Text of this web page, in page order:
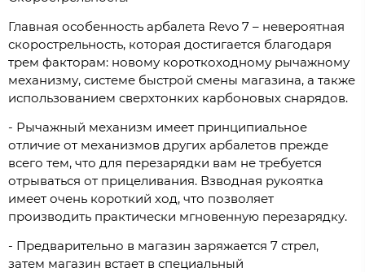
Главная особенность арбалета Revo 7 – невероятная
скорострельность, которая достигается благодаря
трем факторам: новому короткоходному рычажному
механизму, системе быстрой смены магазина, а также
использованием сверхтонких карбоновых снарядов.
- Рычажный механизм имеет принципиальное
отличие от механизмов других арбалетов прежде
всего тем, что для перезарядки вам не требуется
отрываться от прицеливания. Взводная рукоятка
имеет очень короткий ход, что позволяет
производить практически мгновенную перезарядку.
- Предварительно в магазин заряжается 7 стрел,
затем магазин встает в специальный